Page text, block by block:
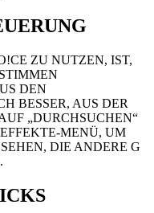
ZU NUTZEN, IST,
DEN
BESSER, AUS DER
„DURCHSUCHEN“
MENÜ, UM
DIE ANDERE G